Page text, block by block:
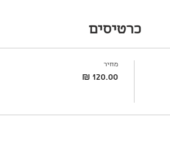
כרטיסים
מחיר
‏120.00 ‏₪